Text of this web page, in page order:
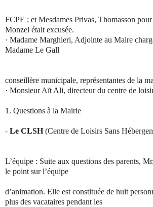
FCPE ; et Mesdames Privas, Thomasson
Monzel était excusée.
· Madame Marghieri, Adjointe au Maire
Madame Le Gall
conseillère municipale, représentantes de la
· Monsieur Aït Ali, directeur du centre de
1. Questions à la Mairie
- Le CLSH(Centre de Loisirs Sans
L’équipe : Suite aux questions des parents,
le point sur l’équipe
d’animation. Elle est constituée de huit
plus des vacataires pendant les